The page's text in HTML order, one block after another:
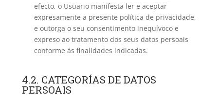
efecto, o Usuario manifesta ler e aceptar
expresamente a presente política de privacidade,
e outorga o seu consentimento inequívoco e
expreso ao tratamento dos seus datos persoais
conforme ás finalidades indicadas.
4.2. CATEGORÍAS DE DATOS
PERSOAIS